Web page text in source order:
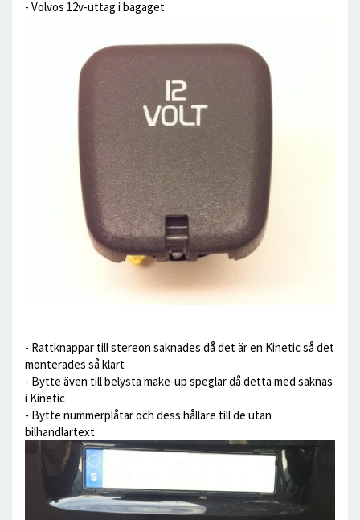
- Volvos 12v-uttag i bagaget
- Rattknappar till stereon saknades då det är en Kinetic så det
monterades så klart
- Bytte även till belysta make-up speglar då detta med saknas
i Kinetic
- Bytte nummerplåtar och dess hållare till de utan
bilhandlartext